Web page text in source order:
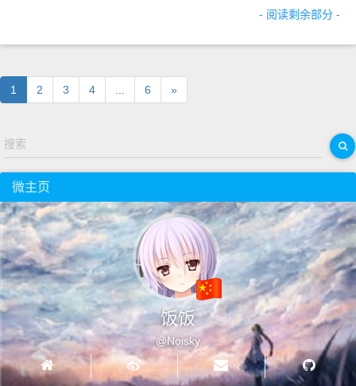
- 阅读剩余部分 -
1 2 3 4 ... 6 »
搜索
微主页
饭饭
@Noisky